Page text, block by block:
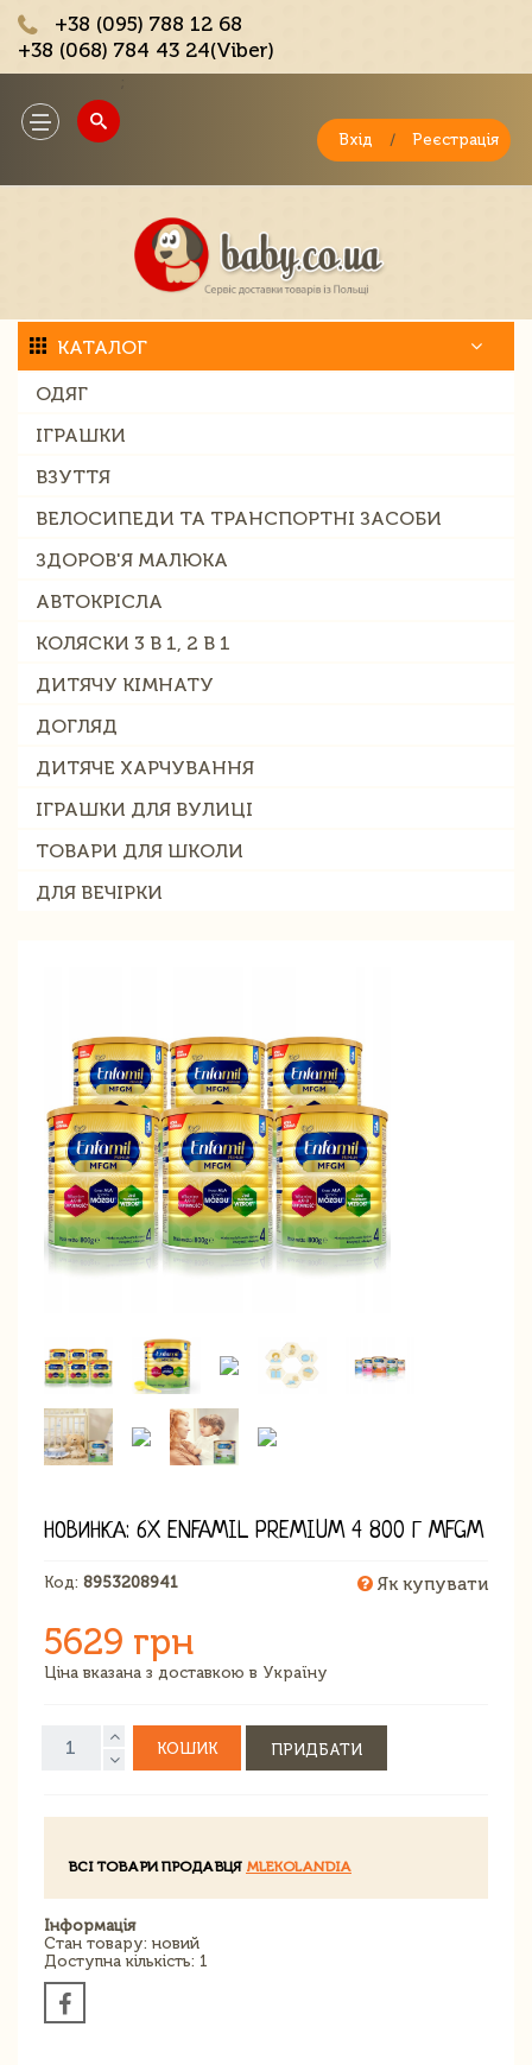
+38 (095) 788 12 68
+38 (068) 784 43 24(Viber)
Toggle
navigation
Вхід / Реєстрація
КАТАЛОГ
ОДЯГ
ІГРАШКИ
ВЗУТТЯ
ВЕЛОСИПЕДИ ТА ТРАНСПОРТНІ ЗАСОБИ
ЗДОРОВ'Я МАЛЮКА
АВТОКРІСЛА
КОЛЯСКИ 3 В 1, 2 В 1
ДИТЯЧУ КІМНАТУ
ДОГЛЯД
ДИТЯЧЕ ХАРЧУВАННЯ
ІГРАШКИ ДЛЯ ВУЛИЦІ
ТОВАРИ ДЛЯ ШКОЛИ
ДЛЯ ВЕЧІРКИ
НОВИНКА: 6X ENFAMIL PREMIUM 4 800 Г MFGM
Код: 8953208941 Як купувати
5629 грн
Ціна вказана з доставкою в Україну
КОШИК ПРИДБАТИ
ВСІ ТОВАРИ ПРОДАВЦЯ MLEKOLANDIA
Інформація
Стан товару: новий
Доступна кількість: 1